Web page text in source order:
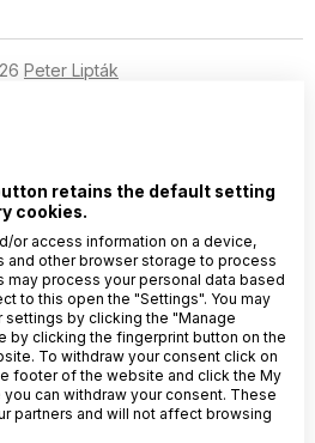
Peter Lipták
Michal Orviský
dvůr rozhodl, že
může přímo
rozhodnutí
sboru pro ochranu
údajů
retains the default setting
cookies.
or access information on a device,
and other browser storage to process
may process your personal data based
to this open the "Settings". You may
settings by clicking the "Manage
by clicking the fingerprint button on the
To withdraw your consent click on
footer of the website and click the My
can withdraw your consent. These
partners and will not affect browsing